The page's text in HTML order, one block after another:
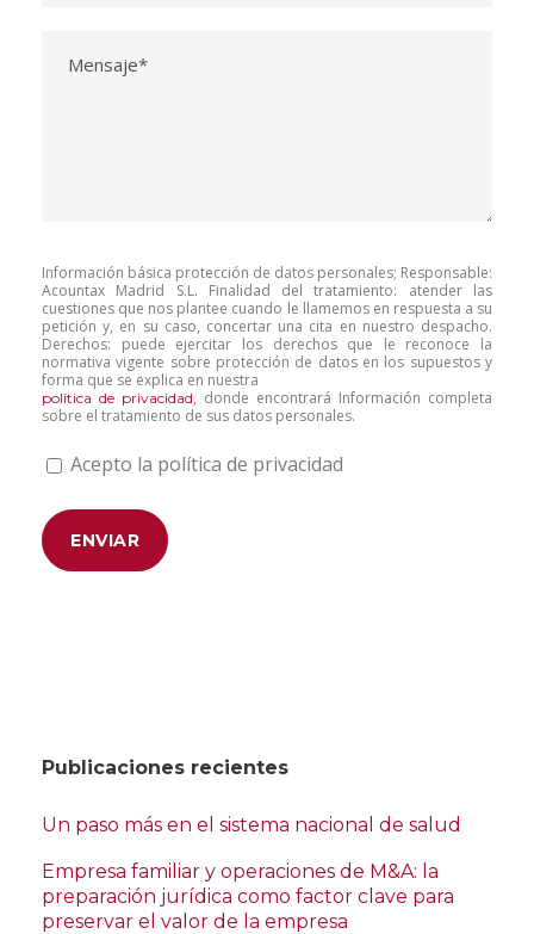
Información básica protección de datos personales; Responsable:
Acountax Madrid S.L. Finalidad del tratamiento: atender las
cuestiones que nos plantee cuando le llamemos en respuesta a su
petición y, en su caso, concertar una cita en nuestro despacho.
Derechos: puede ejercitar los derechos que le reconoce la
normativa vigente sobre protección de datos en los supuestos y
forma que se explica en nuestra
política de privacidad, donde encontrará Información completa
sobre el tratamiento de sus datos personales.
Acepto la política de privacidad
Publicaciones recientes
Un paso más en el sistema nacional de salud
Empresa familiar y operaciones de M&A: la
preparación jurídica como factor clave para
preservar el valor de la empresa